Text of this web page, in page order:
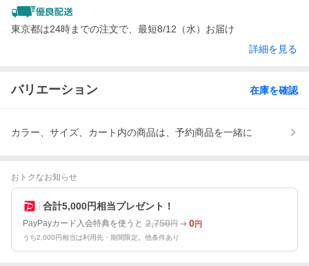
東京都は24時までの注文で、最短8/12（水）お届け
詳細を見る
バリエーション 在庫を確認
カラー、サイズ、カート内の商品は、予約商品を一緒に
おトクなお知らせ
合計5,000円相当プレゼント！
PayPayカード入会特典を使うと 2,750円 0円
うち2,000円相当は利用先・期間限定。他条件あり